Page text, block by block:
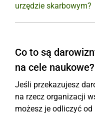
urzędzie skarbowym?
Co to są
na cele naukowe?
Jeśli przekazujesz
na rzecz organizacji
możesz je odliczyć od